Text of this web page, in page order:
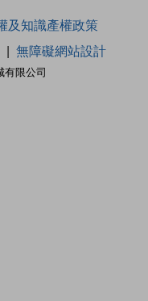
限公司
及知識產權政策
無障礙網站設計